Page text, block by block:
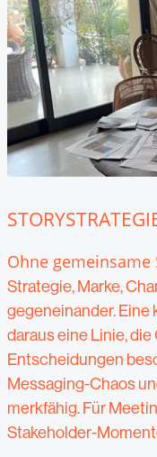
Ohne gemeinsame
Strategie, Marke,
gegeneinander.
daraus eine Linie,
Entscheidungen
Messaging-Chaos
merkfähig. Für
Stakeholder-